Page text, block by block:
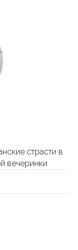
страсти в
вечеринки